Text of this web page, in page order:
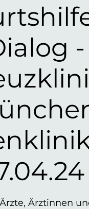
-
Ärztinnen